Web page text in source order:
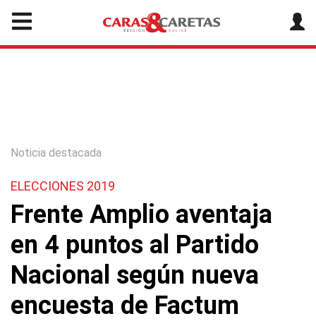
Noticia destacada
ELECCIONES 2019
Frente Amplio aventaja
en 4 puntos al Partido
Nacional según nueva
encuesta de Factum